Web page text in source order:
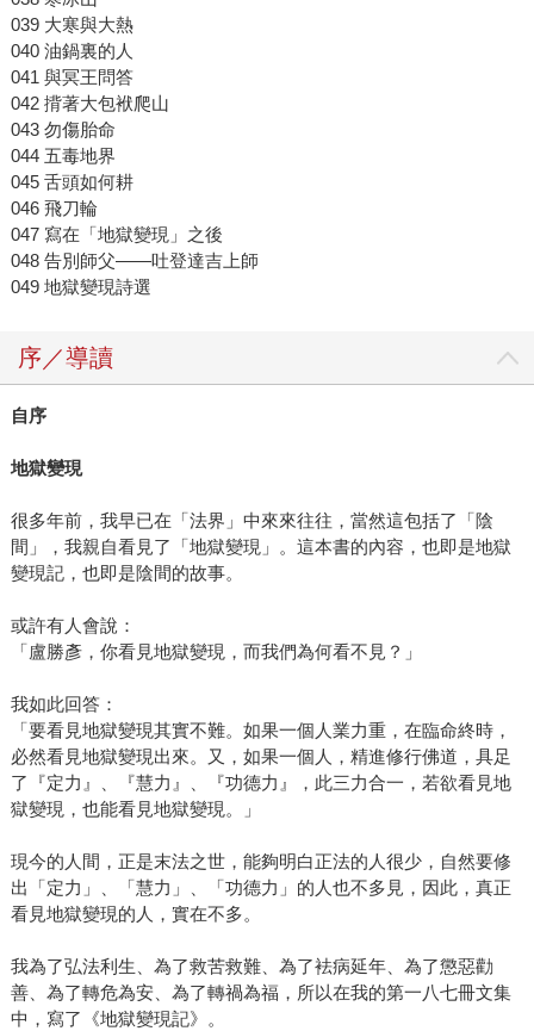
039 大寒與大熱
040 油鍋裏的人
041 與冥王問答
042 揹著大包袱爬山
043 勿傷胎命
044 五毒地界
045 舌頭如何耕
046 飛刀輪
047 寫在「地獄變現」之後
048 告別師父——吐登達吉上師
049 地獄變現詩選
序／導讀
自序
地獄變現
很多年前，我早已在「法界」中來來往往，當然這包括了「陰
間」，我親自看見了「地獄變現」。這本書的內容，也即是地獄
變現記，也即是陰間的故事。
或許有人會說：
「盧勝彥，你看見地獄變現，而我們為何看不見？」
我如此回答：
「要看見地獄變現其實不難。如果一個人業力重，在臨命終時，
必然看見地獄變現出來。又，如果一個人，精進修行佛道，具足
了『定力』、『慧力』、『功德力』，此三力合一，若欲看見地
獄變現，也能看見地獄變現。」
現今的人間，正是末法之世，能夠明白正法的人很少，自然要修
出「定力」、「慧力」、「功德力」的人也不多見，因此，真正
看見地獄變現的人，實在不多。
我為了弘法利生、為了救苦救難、為了袪病延年、為了懲惡勸
善、為了轉危為安、為了轉禍為福，所以在我的第一八七冊文集
中，寫了《地獄變現記》。